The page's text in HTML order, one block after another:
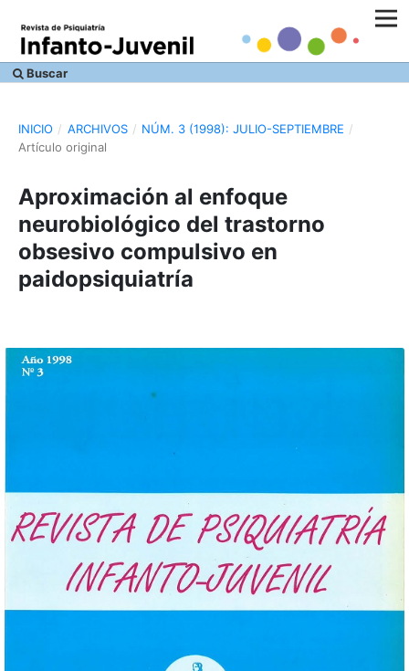
Buscar
INICIO / ARCHIVOS / NÚM. 3 (1998): JULIO-SEPTIEMBRE /
Artículo original
Aproximación al enfoque
neurobiológico del trastorno
obsesivo compulsivo en
paidopsiquiatría